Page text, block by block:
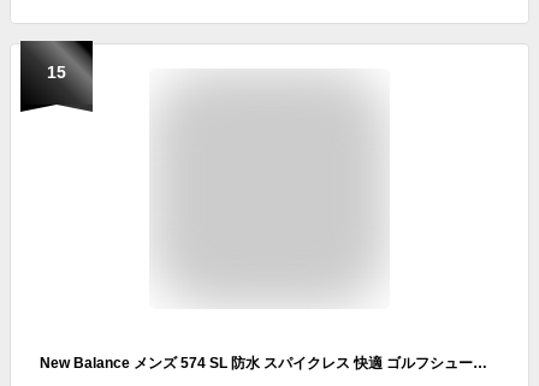
15
New Balance メンズ 574 SL 防水 スパイクレス 快適 ゴルフシューズ US サイズ: 16 X-Wide カラー: ホワイト